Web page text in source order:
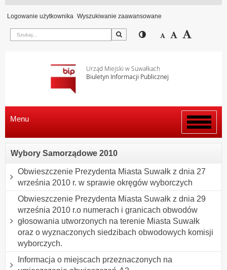
Logowanie użytkownika Wyszukiwanie zaawansowane
Szukaj Przełącz pomiędzy
Zmniejsz
Domyślny
Urząd Miejski w Suwałkach
Biuletyn Informacji Publicznej
Włącz
menu
Menu
Wybory Samorządowe 2010
Obwieszczenie Prezydenta Miasta Suwałk z dnia 27
września 2010 r. w sprawie okręgów wyborczych
Obwieszczenie Prezydenta Miasta Suwałk z dnia 29
września 2010 r.o numerach i granicach obwodów
głosowania utworzonych na terenie Miasta Suwałk
oraz o wyznaczonych siedzibach obwodowych komisji
wyborczych.
Informacja o miejscach przeznaczonych na